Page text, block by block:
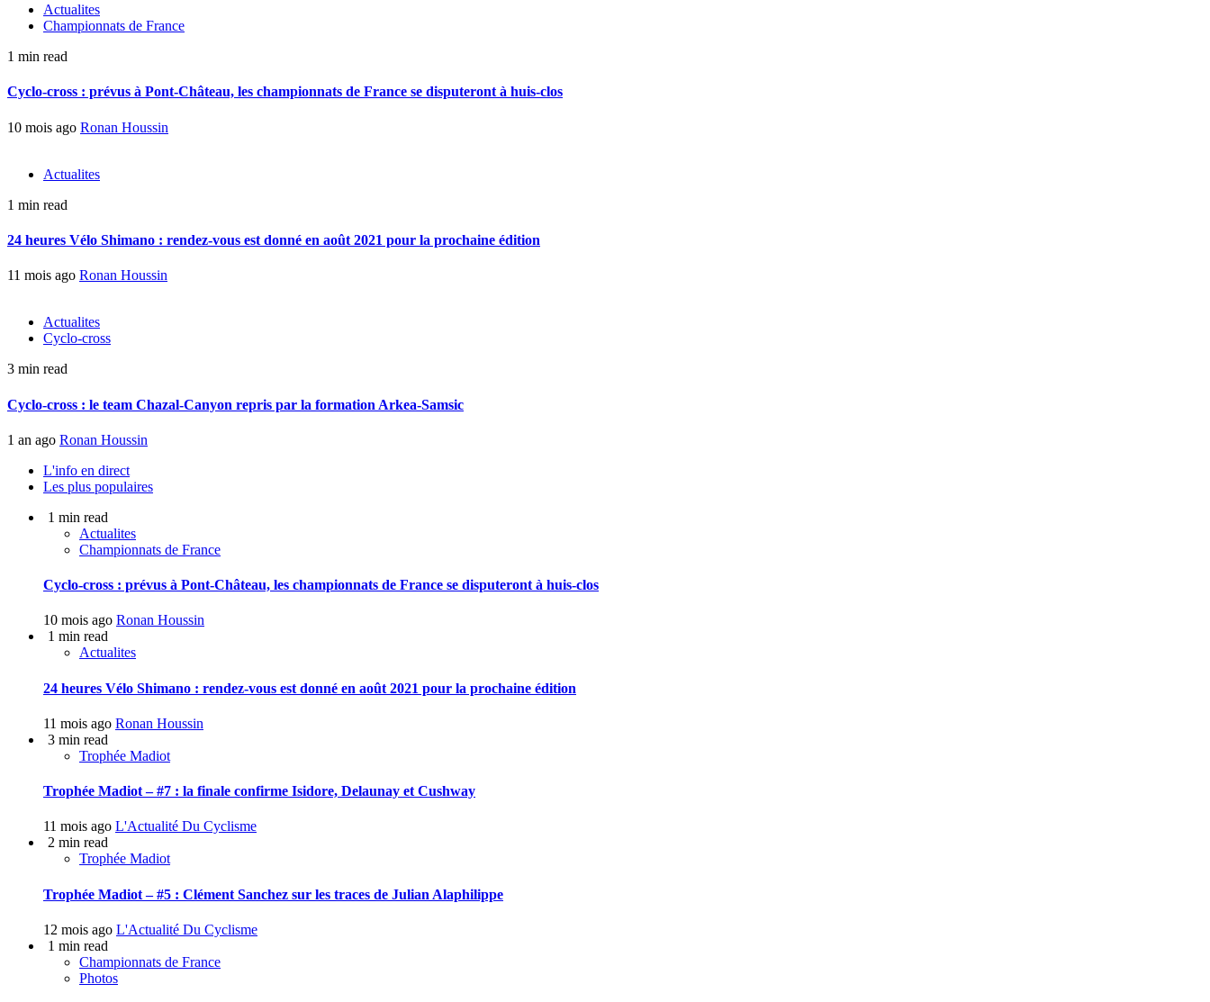
Actualites
Championnats de France
1 min read
Cyclo-cross : prévus à Pont-Château, les championnats de France se disputeront à huis-clos
10 mois ago Ronan Houssin
Actualites
1 min read
24 heures Vélo Shimano : rendez-vous est donné en août 2021 pour la prochaine édition
11 mois ago Ronan Houssin
Actualites
Cyclo-cross
3 min read
Cyclo-cross : le team Chazal-Canyon repris par la formation Arkea-Samsic
1 an ago Ronan Houssin
L'info en direct
Les plus populaires
1 min read
Actualites
Championnats de France
Cyclo-cross : prévus à Pont-Château, les championnats de France se disputeront à huis-clos
10 mois ago Ronan Houssin
1 min read
Actualites
24 heures Vélo Shimano : rendez-vous est donné en août 2021 pour la prochaine édition
11 mois ago Ronan Houssin
3 min read
Trophée Madiot
Trophée Madiot – #7 : la finale confirme Isidore, Delaunay et Cushway
11 mois ago L'Actualité Du Cyclisme
2 min read
Trophée Madiot
Trophée Madiot – #5 : Clément Sanchez sur les traces de Julian Alaphilippe
12 mois ago L'Actualité Du Cyclisme
1 min read
Championnats de France
Photos